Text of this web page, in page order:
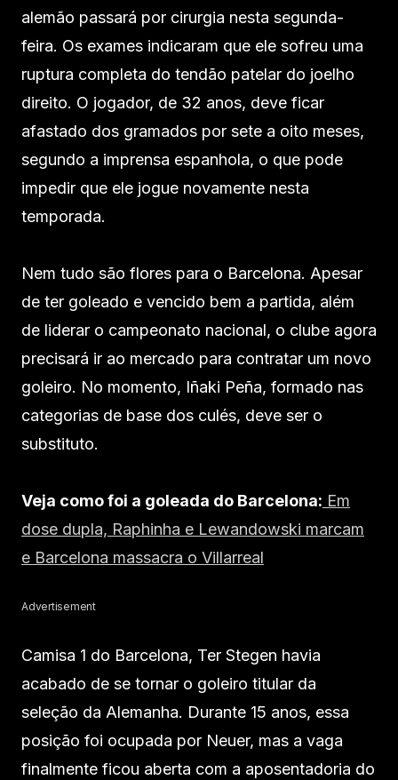
alemão passará por cirurgia nesta segunda-
feira. Os exames indicaram que ele sofreu uma
ruptura completa do tendão patelar do joelho
direito. O jogador, de 32 anos, deve ficar
afastado dos gramados por sete a oito meses,
segundo a imprensa espanhola, o que pode
impedir que ele jogue novamente nesta
temporada.
Nem tudo são flores para o Barcelona. Apesar
de ter goleado e vencido bem a partida, além
de liderar o campeonato nacional, o clube agora
precisará ir ao mercado para contratar um novo
goleiro. No momento, Iñaki Peña, formado nas
categorias de base dos culés, deve ser o
substituto.
Veja como foi a goleada do Barcelona: Em
dose dupla, Raphinha e Lewandowski marcam
e Barcelona massacra o Villarreal
Advertisement
Camisa 1 do Barcelona, Ter Stegen havia
acabado de se tornar o goleiro titular da
seleção da Alemanha. Durante 15 anos, essa
posição foi ocupada por Neuer, mas a vaga
finalmente ficou aberta com a aposentadoria do